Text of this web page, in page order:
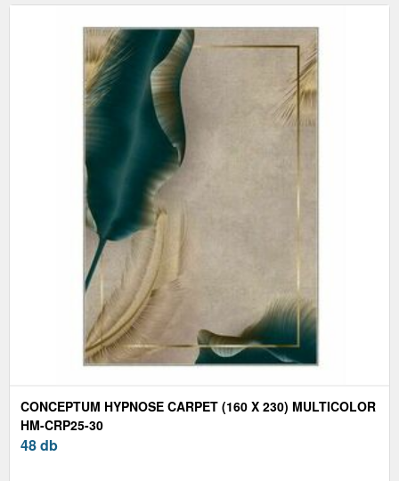
CONCEPTUM HYPNOSE CARPET (160 X 230) MULTICOLOR
HM-CRP25-30
48 db